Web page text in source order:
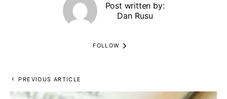
Post written by:
Dan Rusu
FOLLOW
PREVIOUS ARTICLE